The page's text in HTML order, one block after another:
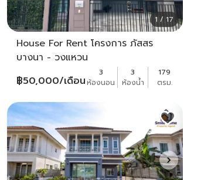
1 / 17
House For Rent โครงการ ภัสสร
บางนา - วงแหวน
฿50,000/เดือน
3
ห้องนอน
3
ห้องน้ำ
179
ตรม.